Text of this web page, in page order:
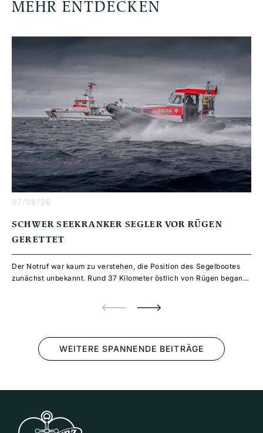
MEHR ENTDECKEN
07/08/26
SCHWER SEEKRANKER SEGLER VOR RÜGEN
GERETTET
Der Notruf war kaum zu verstehen, die Position des Segelbootes
zunächst unbekannt. Rund 37 Kilometer östlich von Rügen begann
WEITERE SPANNENDE BEITRÄGE